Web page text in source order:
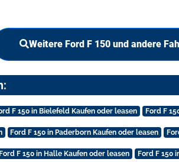
Weitere Ford F 150 und andere
F 150 in Bielefeld Kaufen oder leasen Ford F
Ford F 150 in Paderborn Kaufen oder leasen
F 150 in Halle Kaufen oder leasen Ford F 150